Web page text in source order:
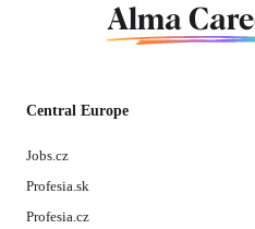
Alma
Central Europe
Jobs.cz
Profesia.sk
Profesia.cz